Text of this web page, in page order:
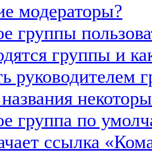
модераторы?
группы
группы и
руководителем
группа по
ссылка